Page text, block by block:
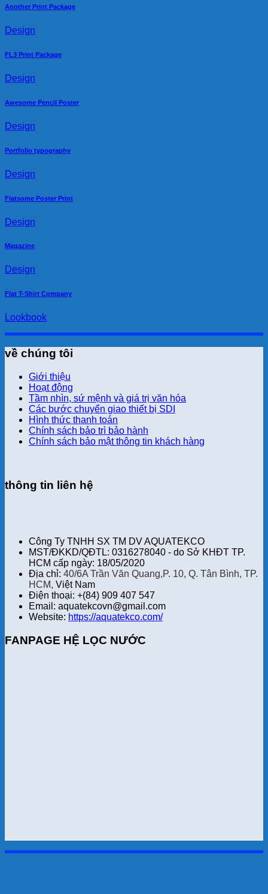
Another Print Package
Design
FL3 Print Package
Design
Awesome Pencil Poster
Design
Portfolio typography
Design
Flatsome Poster Print
Design
Magazine
Design
Flat T-Shirt Company
Lookbook
về chúng tôi
Giới thiệu
Hoạt động
Tầm nhìn, sứ mệnh và giá trị văn hóa
Các bước chuyển giao thiết bị SDI
Hình thức thanh toán
Chính sách bảo trì bảo hành
Chính sách bảo mật thông tin khách hàng
thông tin liên hệ
Công Ty TNHH SX TM DV AQUATEKCO
MST/ĐKKD/QĐTL: 0316278040 - do Sở KHĐT TP.
HCM cấp ngày: 18/05/2020
Địa chỉ: 40/6A Trần Văn Quang,P. 10, Q. Tân Bình, TP.
HCM, Việt Nam
Điện thoại: +(84) 909 407 547
Email: aquatekcovn@gmail.com
Website: https://aquatekco.com/
FANPAGE HỆ LỌC NƯỚC